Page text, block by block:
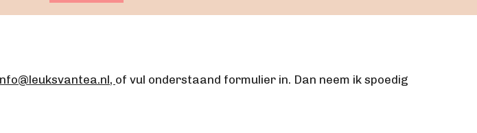
of vul onderstaand formulier in. Dan neem ik spoedig